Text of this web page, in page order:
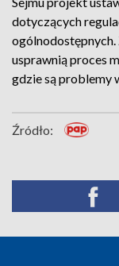
dotyczących
ogólnodostępnych.
usprawnią proces
gdzie są problemy
Źródło: